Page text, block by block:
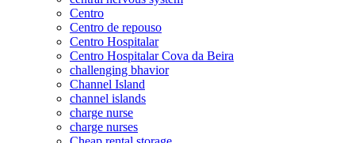
Centro
Centro de repouso
Centro Hospitalar
Centro Hospitalar Cova da Beira
challenging bhavior
Channel Island
channel islands
charge nurse
charge nurses